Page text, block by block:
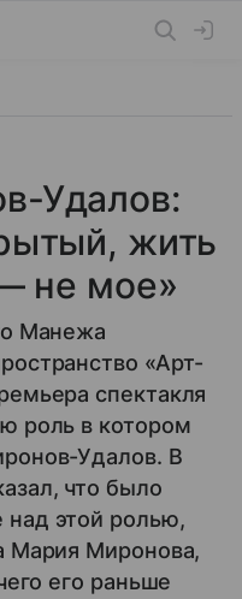
Удалов:
жить
не мое»
Манежа
«Арт-
спектакля
роль в котором
Удалов. В
что было
этой ролью,
Мария Миронова,
его раньше